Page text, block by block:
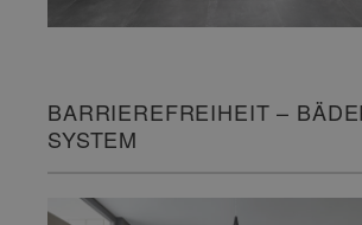
BARRIEREFREIHEIT –
SYSTEM